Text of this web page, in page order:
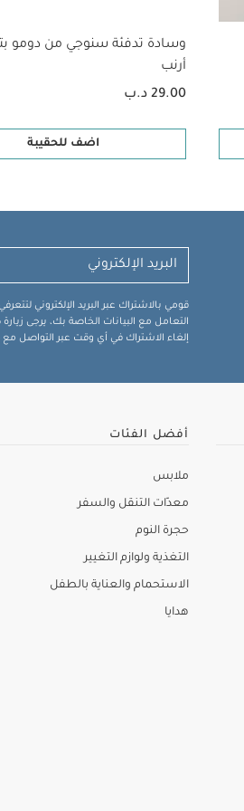
وسادة تدفئة سنوجي من دومو
أرنب
29.00 د.ب
اضف للحقيبة
قومي بالاشتراك عبر البريد الإلكتروني
التعامل مع البيانات الخاصة بك، يرجى
إلغاء الاشتراك في أي وقت عبر التواصل مع
أفضل الفئات
ملابس
معدّات التنقل والسفر
حجرة النوم
التغذية ولوازم التغيير
الاستحمام والعناية بالطفل
هدايا